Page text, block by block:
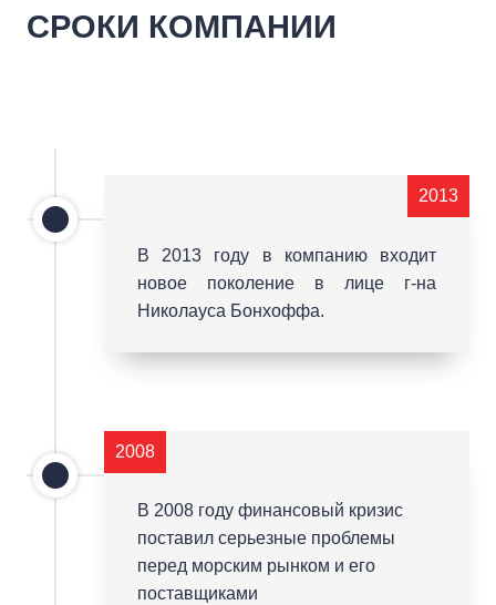
СРОКИ КОМПАНИИ
2013
В 2013 году в компанию входит
новое поколение в лице г-на
Николауса Бонхоффа.
2008
В 2008 году финансовый кризис
поставил серьезные проблемы
перед морским рынком и его
поставщиками